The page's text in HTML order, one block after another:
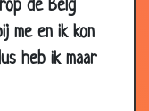
de Belg
me en ik kon
heb ik maar3.28